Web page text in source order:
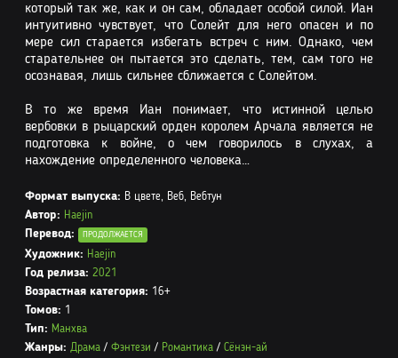
который так же, как и он сам, обладает особой силой. Иан
интуитивно чувствует, что Солейт для него опасен и по
мере сил старается избегать встреч с ним. Однако, чем
старательнее он пытается это сделать, тем, сам того не
осознавая, лишь сильнее сближается с Солейтом.
В то же время Иан понимает, что истинной целью
вербовки в рыцарский орден королем Арчала является не
подготовка к войне, о чем говорилось в слухах, а
нахождение определенного человека…
Формат выпуска: В цвете, Веб, Вебтун
Автор: Haejin
Перевод: ПРОДОЛЖАЕТСЯ
Художник: Haejin
Год релиза: 2021
Возрастная категория: 16+
Томов: 1
Тип: Манхва
Жанры: Драма / Фэнтези / Романтика / Сёнэн-ай